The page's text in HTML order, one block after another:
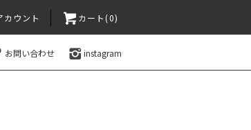
カウント カート(0)
お問い合わせ instagram